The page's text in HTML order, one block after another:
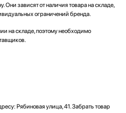
Они зависят от наличия товара на складе,
ограничений бренда.
на складе, поэтому необходимо
Рябиновая улица, 41. Забрать товар